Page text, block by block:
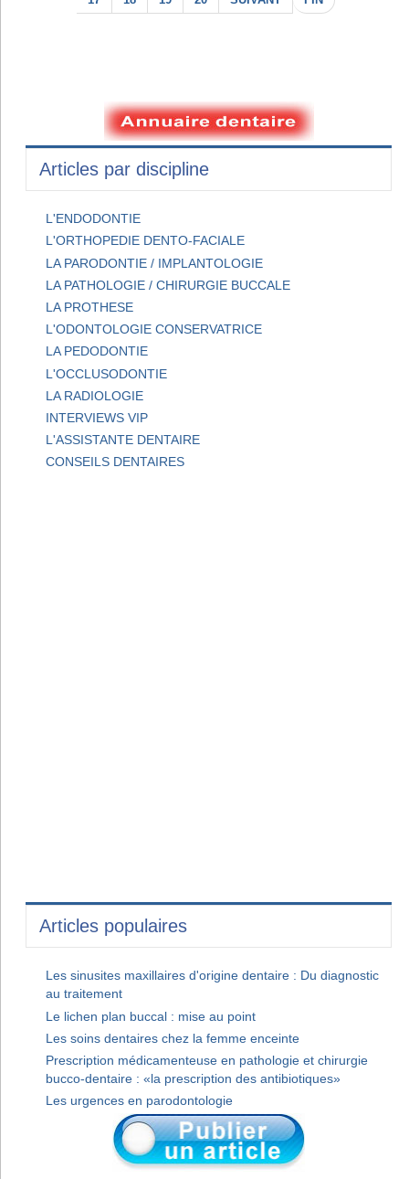
Articles par discipline
L'ENDODONTIE
L'ORTHOPEDIE DENTO-FACIALE
LA PARODONTIE / IMPLANTOLOGIE
LA PATHOLOGIE / CHIRURGIE BUCCALE
LA PROTHESE
L'ODONTOLOGIE CONSERVATRICE
LA PEDODONTIE
L'OCCLUSODONTIE
LA RADIOLOGIE
INTERVIEWS VIP
L'ASSISTANTE DENTAIRE
CONSEILS DENTAIRES
Articles populaires
Les sinusites maxillaires d'origine dentaire : Du diagnostic
au traitement
Le lichen plan buccal : mise au point
Les soins dentaires chez la femme enceinte
Prescription médicamenteuse en pathologie et chirurgie
bucco-dentaire : «la prescription des antibiotiques»
Les urgences en parodontologie